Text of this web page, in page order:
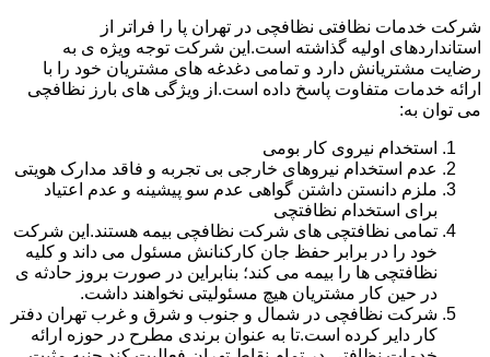
شرکت خدمات نظافتی نظافچی در تهران پا را فراتر از
استانداردهای اولیه گذاشته است.این شرکت توجه ویژه ی به
رضایت مشتریانش دارد و تمامی دغدغه های مشتریان خود را با
ارائه خدمات متفاوت پاسخ داده است.از ویژگی های بارز نظافچی
می توان به:
استخدام نیروی کار بومی
عدم استخدام نیروهای خارجی بی تجربه و فاقد مدارک هویتی
ملزم دانستن داشتن گواهی عدم سو پیشینه و عدم اعتیاد
برای استخدام نظافتچی
تمامی نظافتچی های شرکت نظافچی بیمه هستند.این شرکت
خود را در برابر حفظ جان کارکنانش مسئول می داند و کلیه
نظافتچی ها را بیمه می کند؛ بنابراین در صورت بروز حادثه ی
در حین کار مشتریان هیچ مسئولیتی نخواهند داشت.
شرکت نظافچی در شمال و جنوب و شرق و غرب تهران دفتر
کار دایر کرده است.تا به عنوان برندی مطرح در حوزه ارائه